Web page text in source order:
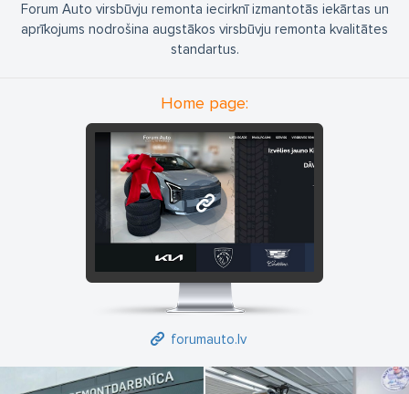
Forum Auto virsbūvju remonta iecirknī izmantotās iekārtas un
aprīkojums nodrošina augstākos virsbūvju remonta kvalitātes
standartus.
Home page:
forumauto.lv
forumauto.lv